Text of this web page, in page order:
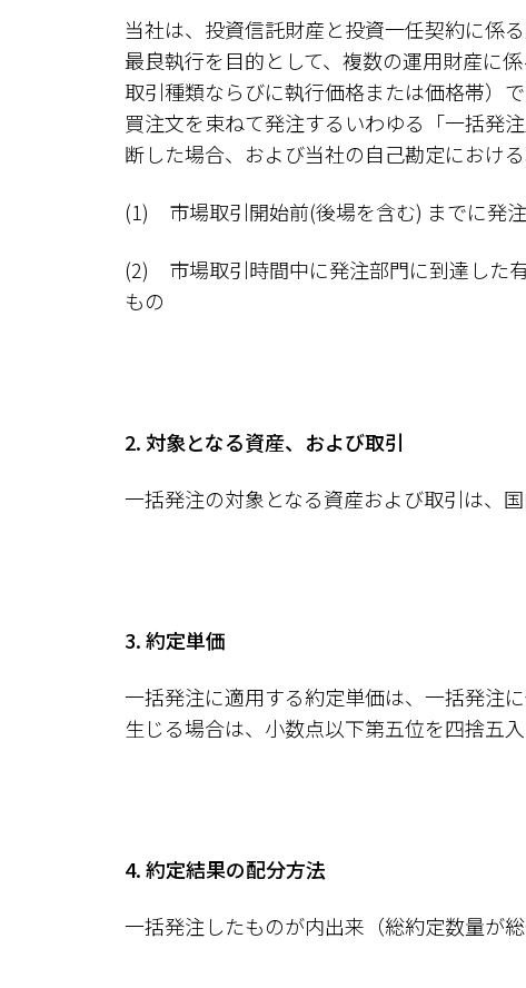
当社は、投資信託財産と投資一任契約に係
最良執行を目的として、複数の運用財産に
取引種類ならびに執行価格または価格帯）
買注文を束ねて発注するいわゆる「一括発
断した場合、および当社の自己勘定におけ
(1) 市場取引開始前(後場を含む) までに発
(2) 市場取引時間中に発注部門に到達した
もの
2. 対象となる資産、および取引
一括発注の対象となる資産および取引は、
3. 約定単価
一括発注に適用する約定単価は、一括発注
生じる場合は、小数点以下第五位を四捨五入
4. 約定結果の配分方法
一括発注したものが内出来（総約定数量が